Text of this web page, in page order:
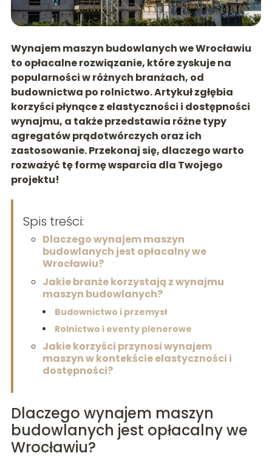
Wynajem maszyn budowlanych we Wrocławiu
to opłacalne rozwiązanie, które zyskuje na
popularności w różnych branżach, od
budownictwa po rolnictwo. Artykuł zgłębia
korzyści płynące z elastyczności i dostępności
wynajmu, a także przedstawia różne typy
agregatów prądotwórczych oraz ich
zastosowanie. Przekonaj się, dlaczego warto
rozważyć tę formę wsparcia dla Twojego
projektu!
Spis treści:
Dlaczego wynajem maszyn
budowlanych jest opłacalny we
Wrocławiu?
Jakie branże korzystają z wynajmu
maszyn budowlanych?
Budownictwo i przemysł
Rolnictwo i eventy plenerowe
Jakie korzyści przynosi wynajem
maszyn w kontekście elastyczności i
dostępności?
Dlaczego wynajem maszyn
budowlanych jest opłacalny we
Wrocławiu?